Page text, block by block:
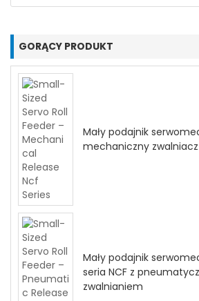
GORĄCY PRODUKT
Mały podajnik
mechaniczny zwalniacz
Mały podajnik
seria NCF z
zwalnianiem